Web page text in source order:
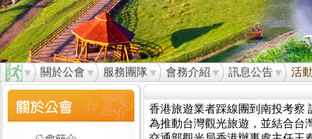
關於公會 服務團隊 會務介紹 訊息公告 活
香港旅遊業者踩線團到南投考察
為推動台灣觀光旅遊，並結合台